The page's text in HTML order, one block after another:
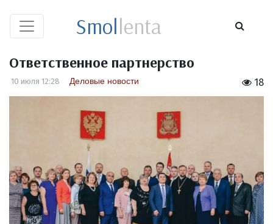
Smollenta
Ответственное партнерство
18
10 июля 12:28 Деловые новости